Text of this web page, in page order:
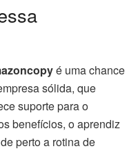
é uma chance
sólida, que
suporte para o
benefícios, o aprendiz
perto a rotina de